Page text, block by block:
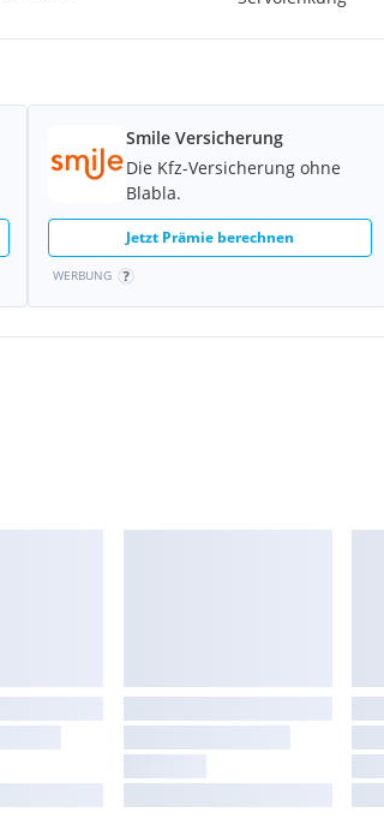
Smile Versicherung
Die Kfz-Versicherung ohne
Blabla.
Jetzt Prämie berechnen
WERBUNG